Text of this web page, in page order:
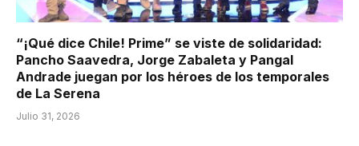
“¡Qué dice Chile! Prime” se viste de solidaridad:
Pancho Saavedra, Jorge Zabaleta y Pangal
Andrade juegan por los héroes de los temporales
de La Serena
Julio 31, 2026